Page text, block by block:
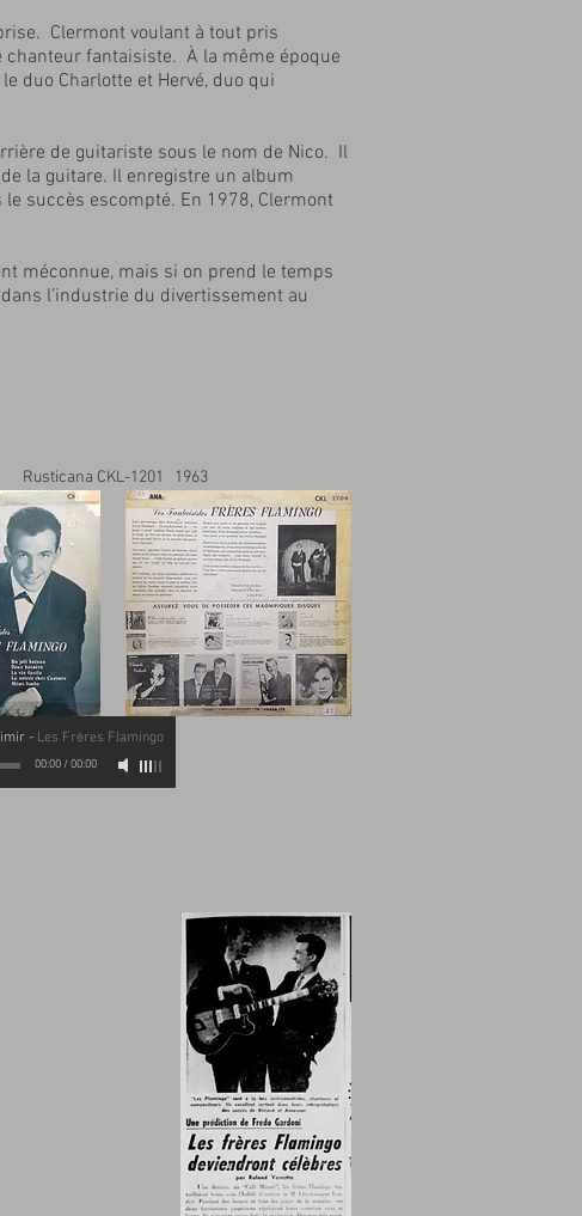
Clermont voulant à tout pris
fantaisiste. À la même époque
duo Charlotte et Hervé, duo qui
de guitariste sous le nom de Nico. Il
la guitare. Il enregistre un album
succès escompté. En 1978, Clermont
méconnue, mais si on prend le temps
l’industrie du divertissement au
- Les Frères Flamingo
00:00/00:00
Rusticana CKL-1201 1963